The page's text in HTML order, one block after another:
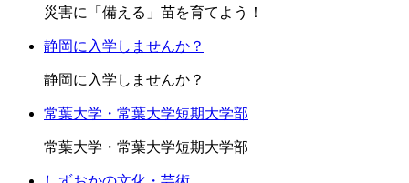
災害に「備える」苗を育てよう！
静岡に入学しませんか？
静岡に入学しませんか？
常葉大学・常葉大学短期大学部
常葉大学・常葉大学短期大学部